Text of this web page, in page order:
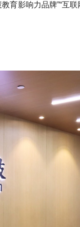
育影响力品牌”“互